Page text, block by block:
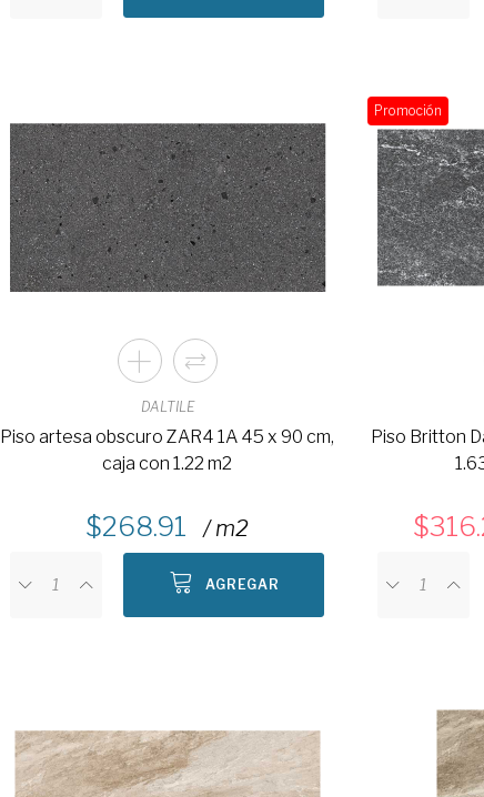
DALTILE
Piso artesa obscuro ZAR4 1A 45 x 90 cm,
caja con 1.22 m2
268.91 / m2
AGREGAR
Promoción
Piso Britton